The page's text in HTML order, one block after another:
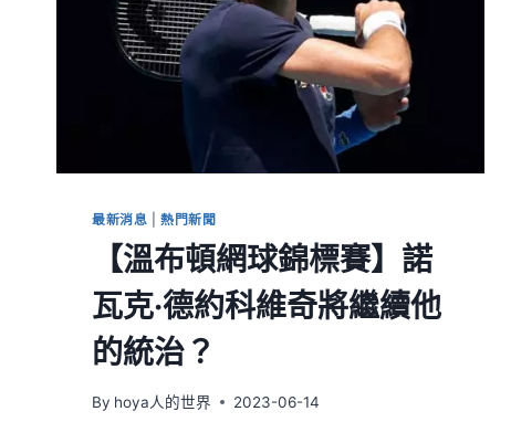
最新消息 |熱門新聞
【溫布頓網球錦標賽】諾
瓦克·德約科維奇將繼續他
的統治？
By hoya人的世界 2023-06-14